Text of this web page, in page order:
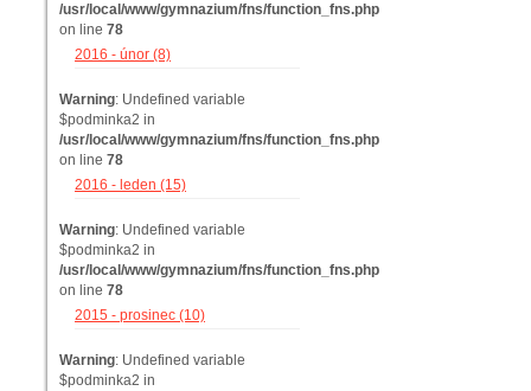
/usr/local/www/gymnazium/fns/function_fns.php
on line 78
2016 - únor (8)
Warning: Undefined variable
$podminka2 in
/usr/local/www/gymnazium/fns/function_fns.php
on line 78
2016 - leden (15)
Warning: Undefined variable
$podminka2 in
/usr/local/www/gymnazium/fns/function_fns.php
on line 78
2015 - prosinec (10)
Warning: Undefined variable
$podminka2 in